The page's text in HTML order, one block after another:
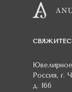
Россия, г.
д. 166